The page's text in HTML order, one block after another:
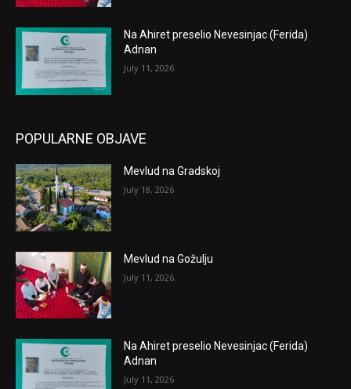
Na Ahiret preselio Nevesinjac (Ferida)
Adnan
July 11, 2026
POPULARNE OBJAVE
Mevlud na Gradskoj
July 18, 2026
Mevlud na Gožulju
July 11, 2026
Na Ahiret preselio Nevesinjac (Ferida)
Adnan
July 11, 2026